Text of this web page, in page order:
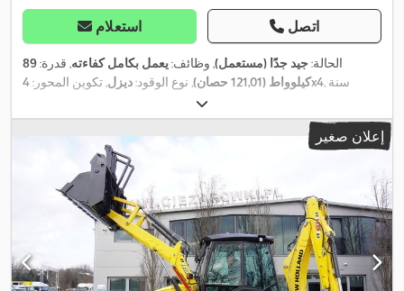
استعلام اتصل
الحالة:جيد جدًا (مستعمل), وظائف:يعمل بكامل كفاءته, قدرة:89
كيلوواط (121,01 حصان)
, نوع الوقود:ديزل, تكوين المحور: 4x4, سنة
الصنع:1.000 h
التفاضلية, كابينة,
إعلان صغير